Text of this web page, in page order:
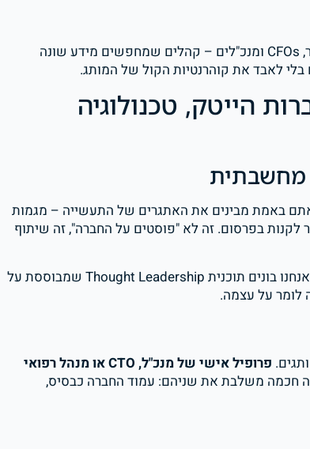
חברת הייטק צריכה לדבר בו-זמנית עם מפתחים, מנהלי מוצר, CFOs ומנכ"לים – קהלים שמחפשים מידע שונה
בלי לאבד את קוהרנטיות הקול של המותג.
הייטק, טכנולוגיה
באמת מבינים את האתגרים של התעשייה – מגמות
לקנות בפרסום. זה לא "פוסטים על החברה", זה שיתוף
בדיגיטל הייפ, כשאנחנו עובדים עם חברות מדטק או סייבר, אנחנו בונים תוכנית Thought Leadership שמבוססת על
על עצמה.
פרופיל אישי של מנכ"ל, CTO או מנהל רפואי
אסטרטגיה חכמה משלבת את שניהם: עמוד החברה כבסיס,